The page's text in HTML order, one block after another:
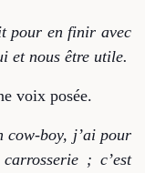
pour en finir avec
et nous être utile.
voix posée.
cow-boy, j’ai pour
; c’est